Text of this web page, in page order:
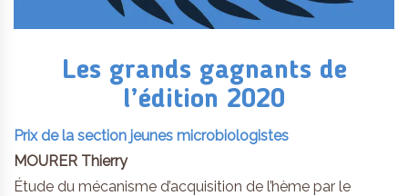
Les grands gagnants de
l’édition 2020
Prix de la section jeunes microbiologistes
MOURER Thierry
Étude du mécanisme d’acquisition de l’hème par le